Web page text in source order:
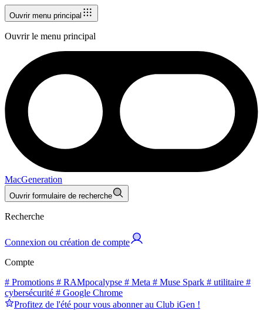
Ouvrir menu principal
Ouvrir le menu principal
MacGeneration
Ouvrir formulaire de recherche
Recherche
Connexion ou création de compte
Compte
# Promotions # RAMpocalypse # Meta # Muse Spark # utilitaire #
cybersécurité # Google Chrome
Profitez de l'été pour vous abonner au Club iGen !